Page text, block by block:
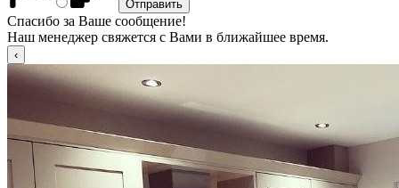
Спасибо за Ваше сообщение!
Наш менеджер свяжется с Вами в ближайшее время.